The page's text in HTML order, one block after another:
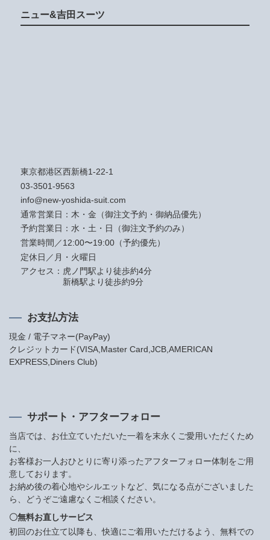
ニュー&吉田スーツ
東京都港区西新橋1-22-1
03-3501-9563
info@new-yoshida-suit.com
通常営業日：木・金（御注文予約・御納品優先）
予約営業日：水・土・日（御注文予約のみ）
営業時間／12:00〜19:00（予約優先）
定休日／月・火曜日
アクセス： 虎ノ門駅より徒歩約4分
新橋駅より徒歩約9分
お支払方法
現金 / 電子マネー(PayPay)
クレジットカード(VISA,Master Card,JCB,AMERICAN
EXPRESS,Diners Club)
サポート・アフターフォロー
当店では、お仕立ていただいた一着を末永くご愛用いただくため
に、
お客様お一人おひとりに寄り添ったアフターフォロー体制をご用
意しております。
お納め後の着心地やシルエットなど、気になる点がございました
ら、どうぞご遠慮なくご相談ください。
〇無料お直しサービス
初回のお仕立て以降も、快適にご着用いただけるよう、無料での